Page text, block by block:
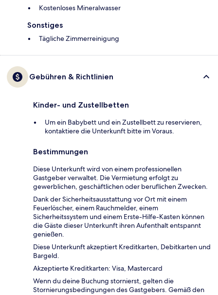
Kostenloses Mineralwasser
Sonstiges
Tägliche Zimmerreinigung
Gebühren & Richtlinien
Kinder- und Zustellbetten
Um ein Babybett und ein Zustellbett zu reservieren,
kontaktiere die Unterkunft bitte im Voraus.
Bestimmungen
Diese Unterkunft wird von einem professionellen
Gastgeber verwaltet. Die Vermietung erfolgt zu
gewerblichen, geschäftlichen oder beruflichen Zwecken.
Dank der Sicherheitsausstattung vor Ort mit einem
Feuerlöscher, einem Rauchmelder, einem
Sicherheitssystem und einem Erste-Hilfe-Kasten können
die Gäste dieser Unterkunft ihren Aufenthalt entspannt
genießen.
Diese Unterkunft akzeptiert Kreditkarten, Debitkarten und
Bargeld.
Akzeptierte Kreditkarten: Visa, Mastercard
Wenn du deine Buchung stornierst, gelten die
Stornierungsbedingungen des Gastgebers. Gemäß den